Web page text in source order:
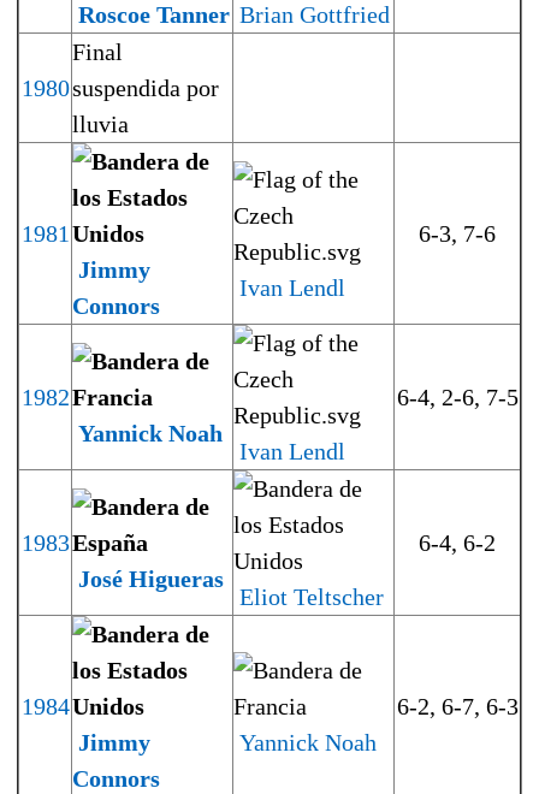
Roscoe Tanner Brian Gottfried
1980
Final
suspendida por
lluvia
1981
Jimmy
Connors
Ivan Lendl
6-3, 7-6
1982
Yannick Noah
Ivan Lendl
6-4, 2-6, 7-5
1983
José Higueras
Eliot Teltscher
6-4, 6-2
1984
Jimmy
Connors
Yannick Noah
6-2, 6-7, 6-3